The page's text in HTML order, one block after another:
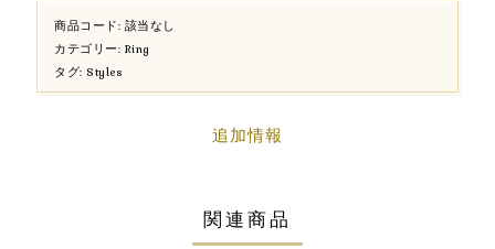
商品コード: 該当なし
カテゴリー: Ring
タグ: Styles
追加情報
関連商品